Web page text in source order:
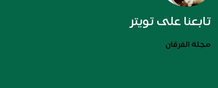
تابعنا على تويتر
مجلة الفرقان